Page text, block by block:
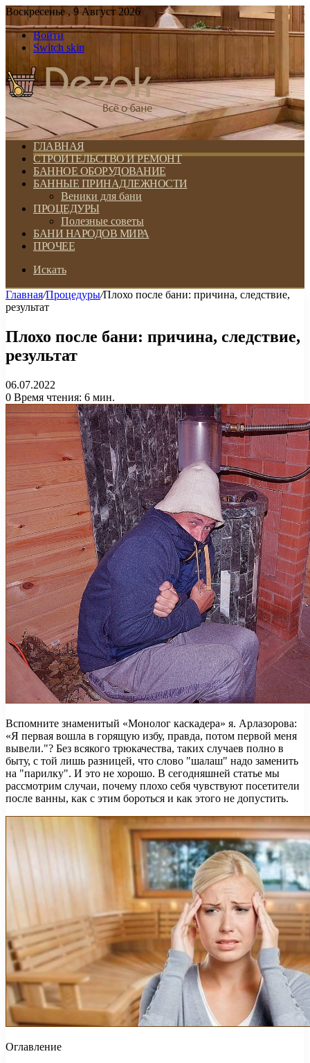
Воскресенье , 9 Август 2026
Войти
Switch skin
ГЛАВНАЯ
СТРОИТЕЛЬСТВО И РЕМОНТ
БАННОЕ ОБОРУДОВАНИЕ
БАННЫЕ ПРИНАДЛЕЖНОСТИ
Веники для бани
ПРОЦЕДУРЫ
Полезные советы
БАНИ НАРОДОВ МИРА
ПРОЧЕЕ
Искать
Главная/Процедуры/Плохо после бани: причина, следствие,
результат
Плохо после бани: причина, следствие,
результат
06.07.2022
0 Время чтения: 6 мин.
Вспомните знаменитый «Монолог каскадера» я. Арлазорова:
«Я первая вошла в горящую избу, правда, потом первой меня
вывели."? Без всякого трюкачества, таких случаев полно в
быту, с той лишь разницей, что слово "шалаш" надо заменить
на "парилку". И это не хорошо. В сегодняшней статье мы
рассмотрим случаи, почему плохо себя чувствуют посетители
после ванны, как с этим бороться и как этого не допустить.
Оглавление